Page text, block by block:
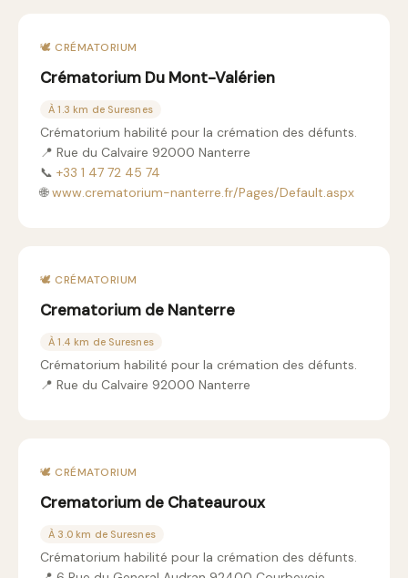
🕊️ CRÉMATORIUM
Crématorium Du Mont-Valérien
À 1.3 km de Suresnes
Crématorium habilité pour la crémation des défunts.
📍 Rue du Calvaire 92000 Nanterre
📞 +33 1 47 72 45 74
🌐www.crematorium-nanterre.fr/Pages/Default.aspx
🕊️ CRÉMATORIUM
Crematorium de Nanterre
À 1.4 km de Suresnes
Crématorium habilité pour la crémation des défunts.
📍 Rue du Calvaire 92000 Nanterre
🕊️ CRÉMATORIUM
Crematorium de Chateauroux
À 3.0 km de Suresnes
Crématorium habilité pour la crémation des défunts.